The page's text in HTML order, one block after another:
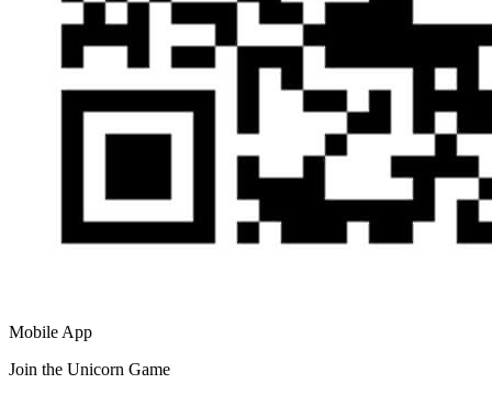
Mobile App
Join the Unicorn Game